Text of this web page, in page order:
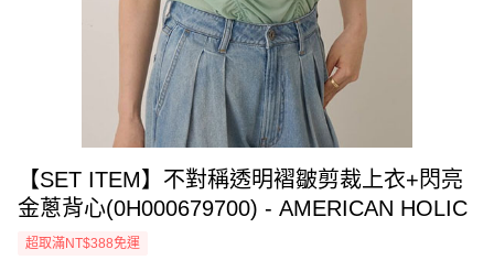
【SET ITEM】不對稱透明褶皺剪裁上衣+閃亮
金蔥背心(0H000679700) - AMERICAN HOLIC
超取滿NT$388免運